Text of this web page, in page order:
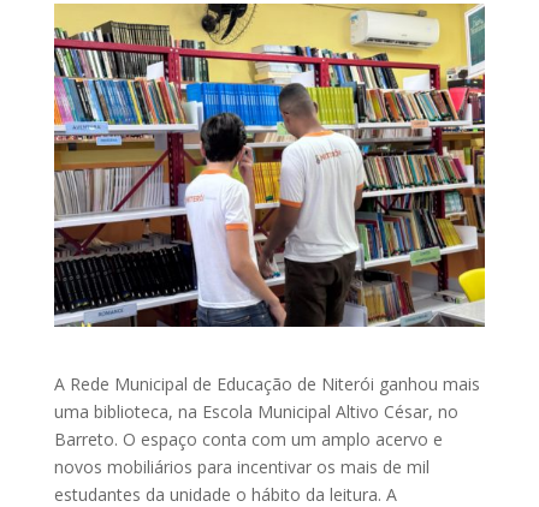
A Rede Municipal de Educação de Niterói ganhou mais
uma biblioteca, na Escola Municipal Altivo César, no
Barreto. O espaço conta com um amplo acervo e
novos mobiliários para incentivar os mais de mil
estudantes da unidade o hábito da leitura. A